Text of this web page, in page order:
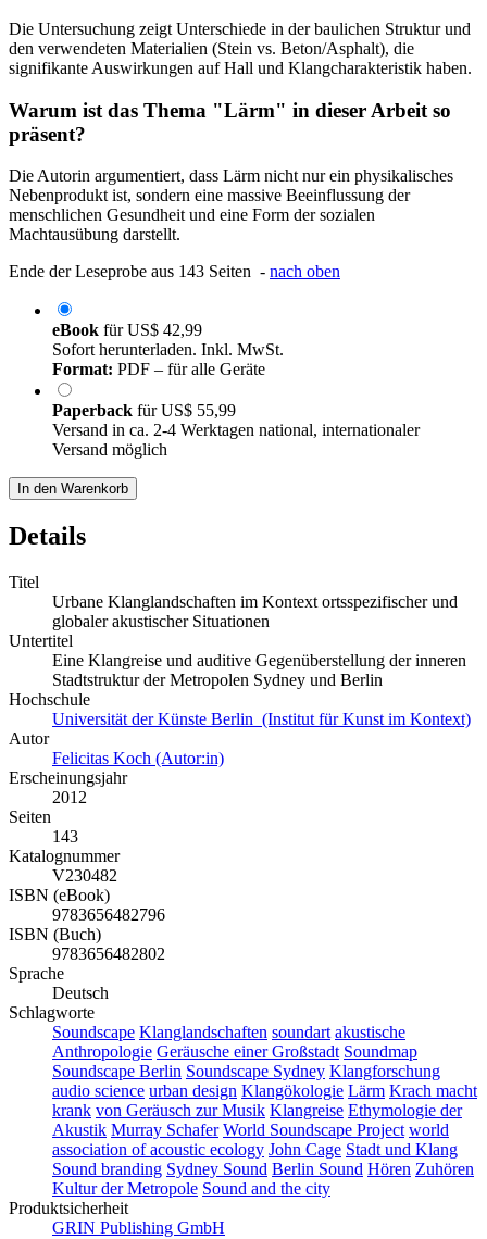
Die Untersuchung zeigt Unterschiede in der baulichen Struktur und
den verwendeten Materialien (Stein vs. Beton/Asphalt), die
signifikante Auswirkungen auf Hall und Klangcharakteristik haben.
Warum ist das Thema "Lärm" in dieser Arbeit so
präsent?
Die Autorin argumentiert, dass Lärm nicht nur ein physikalisches
Nebenprodukt ist, sondern eine massive Beeinflussung der
menschlichen Gesundheit und eine Form der sozialen
Machtausübung darstellt.
Ende der Leseprobe aus 143 Seiten - nach oben
eBook fürUS$ 42,99
Sofort herunterladen. Inkl. MwSt.
Format: PDF – für alle Geräte
Paperback fürUS$ 55,99
Versand in ca. 2-4 Werktagen national, internationaler
Versand möglich
In den Warenkorb
Details
Titel
Urbane Klanglandschaften im Kontext ortsspezifischer und
globaler akustischer Situationen
Untertitel
Eine Klangreise und auditive Gegenüberstellung der inneren
Stadtstruktur der Metropolen Sydney und Berlin
Hochschule
Universität der Künste Berlin (Institut für Kunst im Kontext)
Autor
Felicitas Koch (Autor:in)
Erscheinungsjahr
2012
Seiten
143
Katalognummer
V230482
ISBN (eBook)
9783656482796
ISBN (Buch)
9783656482802
Sprache
Deutsch
Schlagworte
Soundscape Klanglandschaften soundart akustische
Anthropologie Geräusche einer Großstadt Soundmap
Soundscape Berlin Soundscape Sydney Klangforschung
audio science urban design Klangökologie Lärm Krach macht
krank von Geräusch zur Musik Klangreise Ethymologie der
Akustik Murray Schafer World Soundscape Project world
association of acoustic ecology John Cage Stadt und Klang
Sound branding Sydney Sound Berlin Sound Hören Zuhören
Kultur der Metropole Sound and the city
Produktsicherheit
GRIN Publishing GmbH